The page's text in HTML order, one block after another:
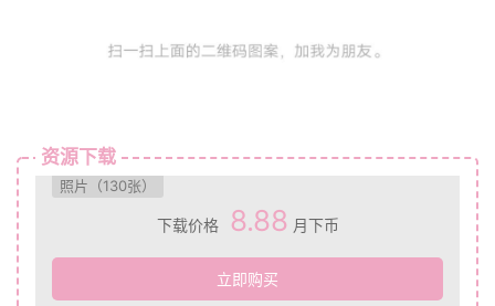
资源下载
照片（130张）
下载价格 8.88 月下币
立即购买